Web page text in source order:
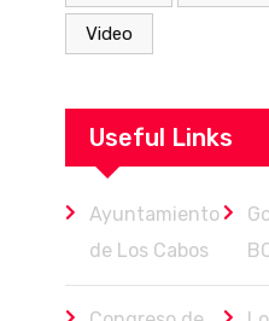
Video
Useful Links
Ayuntamiento
de Los Cabos